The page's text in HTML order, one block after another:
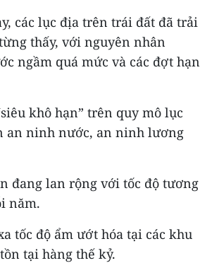
các lục địa trên trái đất đã trải
thấy, với nguyên nhân
ngầm quá mức và các đợt hạn
khô hạn” trên quy mô lục
an ninh nước, an ninh lương
đang lan rộng với tốc độ tương
năm.
tốc độ ẩm ướt hóa tại các khu
tại hàng thế kỷ.